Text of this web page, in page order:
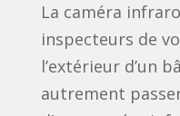
La caméra
inspecteurs de
l’extérieur d’un
autrement